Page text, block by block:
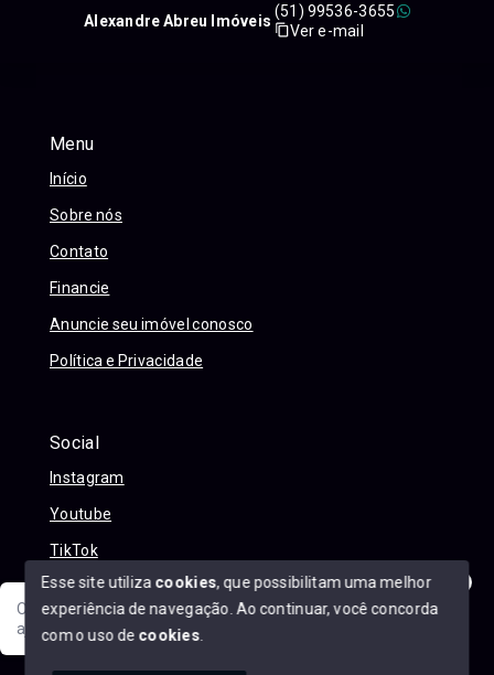
Olá! Sua jornada ao novo imóvel começa aqui. Como posso
ajudar?
Menu
Início
Sobre nós
Contato
Financie
Anuncie seu imóvel conosco
Política e Privacidade
Social
Instagram
Youtube
TikTok
© Copyright 2026 - Alexandre Abreu Imóveis - Todos os
Alexandre Abreu Imóveis
(51) 99536-3655
Ver e-mail
Esse site utiliza cookies, que possibilitam uma melhor
experiência de navegação. Ao continuar, você concorda
com o uso de cookies